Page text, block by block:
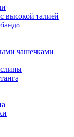
высокой талией
чашечками